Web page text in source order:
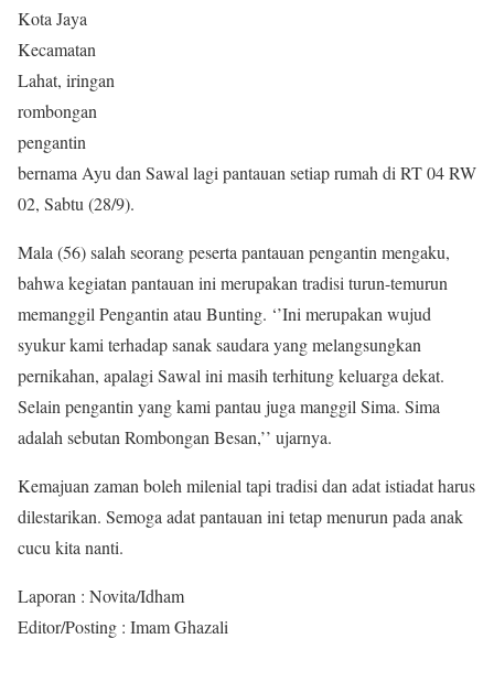
Kota Jaya
Kecamatan
Lahat, iringan
rombongan
pengantin
bernama Ayu dan Sawal lagi pantauan setiap rumah di RT 04 RW
02, Sabtu (28/9).
Mala (56) salah seorang peserta pantauan pengantin mengaku,
bahwa kegiatan pantauan ini merupakan tradisi turun-temurun
memanggil Pengantin atau Bunting. ‘’Ini merupakan wujud
syukur kami terhadap sanak saudara yang melangsungkan
pernikahan, apalagi Sawal ini masih terhitung keluarga dekat.
Selain pengantin yang kami pantau juga manggil Sima. Sima
adalah sebutan Rombongan Besan,’’ ujarnya.
Kemajuan zaman boleh milenial tapi tradisi dan adat istiadat harus
dilestarikan. Semoga adat pantauan ini tetap menurun pada anak
cucu kita nanti.
Laporan : Novita/Idham
Editor/Posting : Imam Ghazali